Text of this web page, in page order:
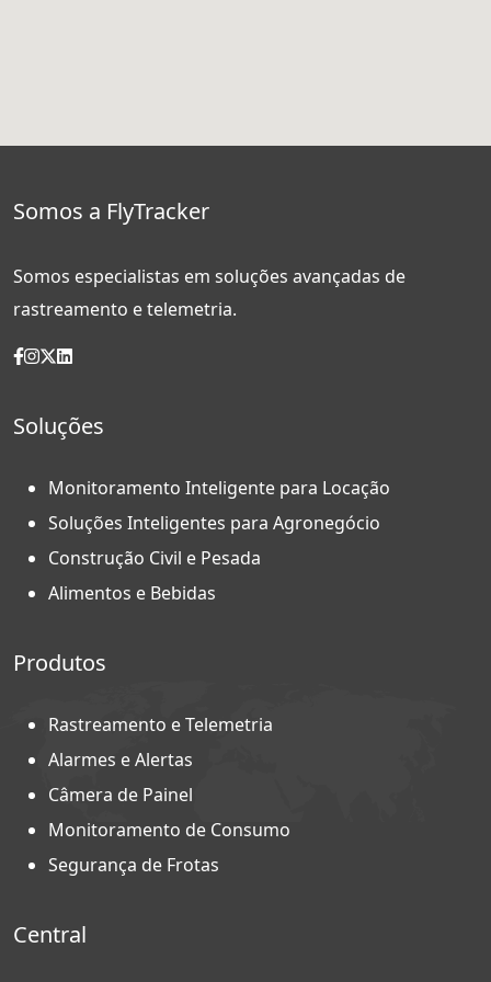
Somos a FlyTracker
Somos especialistas em soluções avançadas de
rastreamento e telemetria.
Soluções
Monitoramento Inteligente para Locação
Soluções Inteligentes para Agronegócio
Construção Civil e Pesada
Alimentos e Bebidas
Produtos
Rastreamento e Telemetria
Alarmes e Alertas
Câmera de Painel
Monitoramento de Consumo
Segurança de Frotas
Central